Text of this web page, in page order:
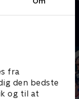
fra
den bedste
og til at